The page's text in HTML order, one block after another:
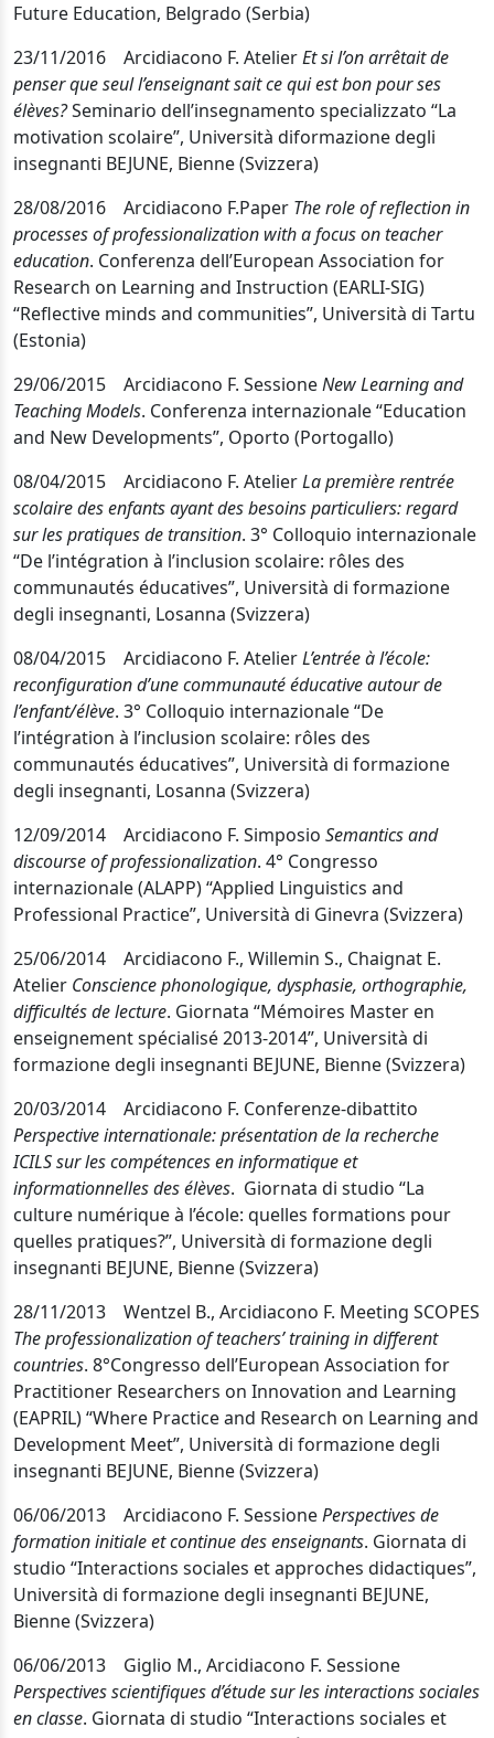
Future Education, Belgrado (Serbia)
23/11/2016 Arcidiacono F. AtelierEt si l’on arrêtait de
penser que seul l’enseignant sait ce qui est bon pour ses
élèves?Seminario dell’insegnamento specializzato “La
motivation scolaire”, Università diformazione degli
insegnanti BEJUNE, Bienne (Svizzera)
28/08/2016 Arcidiacono F.Paper The role of reflection in
processes of professionalization with a focus on teacher
education. Conferenza dell’European Association for
Research on Learning and Instruction (EARLI-SIG)
“Reflective minds and communities”, Università di Tartu
(Estonia)
29/06/2015 Arcidiacono F. SessioneNew Learning and
Teaching Models. Conferenza internazionale “Education
and New Developments”, Oporto (Portogallo)
08/04/2015 Arcidiacono F. AtelierLa première rentrée
scolaire des enfants ayant des besoins particuliers: regard
sur les pratiques de transition. 3° Colloquio internazionale
“De l’intégration à l’inclusion scolaire: rôles des
communautés éducatives”, Università di formazione
degli insegnanti, Losanna (Svizzera)
08/04/2015 Arcidiacono F. AtelierL’entrée à l’école:
reconfiguration d’une communauté éducative autour de
l’enfant/élève. 3° Colloquio internazionale “De
l’intégration à l’inclusion scolaire: rôles des
communautés éducatives”, Università di formazione
degli insegnanti, Losanna (Svizzera)
12/09/2014 Arcidiacono F. Simposio Semantics and
discourse of professionalization. 4° Congresso
internazionale (ALAPP) “Applied Linguistics and
Professional Practice”, Università di Ginevra (Svizzera)
25/06/2014 Arcidiacono F., Willemin S., Chaignat E.
Atelier Conscience phonologique, dysphasie, orthographie,
difficultés de lecture. Giornata “Mémoires Master en
enseignement spécialisé 2013-2014”, Università di
formazione degli insegnanti BEJUNE, Bienne (Svizzera)
20/03/2014 Arcidiacono F. Conferenze-dibattito
Perspective internationale: présentation de la recherche
ICILS sur les compétences en informatique et
informationnelles des élèves. Giornata di studio “La
culture numérique à l’école: quelles formations pour
quelles pratiques?”, Università di formazione degli
insegnanti BEJUNE, Bienne (Svizzera)
28/11/2013 Wentzel B., Arcidiacono F. Meeting SCOPES
The professionalization of teachers’ training in different
countries. 8°Congresso dell’European Association for
Practitioner Researchers on Innovation and Learning
(EAPRIL) “Where Practice and Research on Learning and
Development Meet”, Università di formazione degli
insegnanti BEJUNE, Bienne (Svizzera)
06/06/2013 Arcidiacono F. SessionePerspectives de
formation initiale et continue des enseignants. Giornata di
studio “Interactions sociales et approches didactiques”,
Università di formazione degli insegnanti BEJUNE,
Bienne (Svizzera)
06/06/2013 Giglio M., Arcidiacono F. Sessione
Perspectives scientifiques d’étude sur les interactions sociales
en classe. Giornata di studio “Interactions sociales et